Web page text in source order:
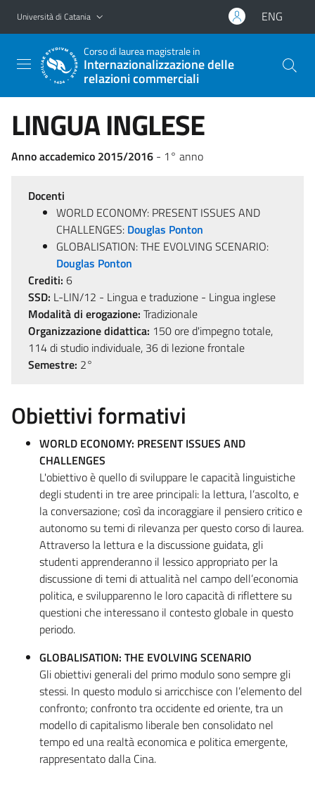
Vai al contenuto principale
Vai al menu di navigazione
Università di Catania ENG
Corso di laurea magistrale in
Internazionalizzazione delle
relazioni commerciali
LINGUA INGLESE
Anno accademico 2015/2016 - 1° anno
Docenti
WORLD ECONOMY: PRESENT ISSUES AND
CHALLENGES: Douglas Ponton
GLOBALISATION: THE EVOLVING SCENARIO:
Douglas Ponton
Crediti: 6
SSD: L-LIN/12 - Lingua e traduzione - Lingua inglese
Modalità di erogazione: Tradizionale
Organizzazione didattica: 150 ore d'impegno totale,
114 di studio individuale, 36 di lezione frontale
Semestre: 2°
Obiettivi formativi
WORLD ECONOMY: PRESENT ISSUES AND
CHALLENGES
L'obiettivo è quello di sviluppare le capacità linguistiche
degli studenti in tre aree principali: la lettura, l’ascolto, e
la conversazione; così da incoraggiare il pensiero critico e
autonomo su temi di rilevanza per questo corso di laurea.
Attraverso la lettura e la discussione guidata, gli
studenti apprenderanno il lessico appropriato per la
discussione di temi di attualità nel campo dell’economia
politica, e svilupparenno le loro capacità di riflettere su
questioni che interessano il contesto globale in questo
periodo.
GLOBALISATION: THE EVOLVING SCENARIO
Gli obiettivi generali del primo modulo sono sempre gli
stessi. In questo modulo si arricchisce con l’elemento del
confronto; confronto tra occidente ed oriente, tra un
modello di capitalismo liberale ben consolidato nel
tempo ed una realtà economica e politica emergente,
rappresentato dalla Cina.